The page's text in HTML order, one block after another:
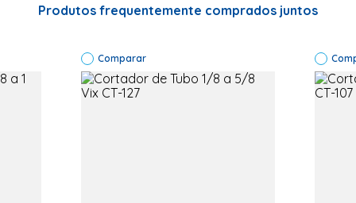
de Fábrica:
C-174</li>
Preto</li>
<li>Garantia:
6 meses</li>
Produtos frequentemente comprados juntos
Comparar